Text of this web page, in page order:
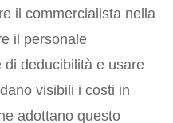
il commercialista nella
il personale
deducibilità e usare
visibili i costi in
adottano questo